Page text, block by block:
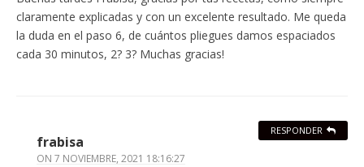
claramente explicadas y con un excelente resultado. Me queda
la duda en el paso 6, de cuántos pliegues damos espaciados
cada 30 minutos, 2? 3? Muchas gracias!
frabisa
ON 7 NOVIEMBRE, 2021 18:16:27
RESPONDER